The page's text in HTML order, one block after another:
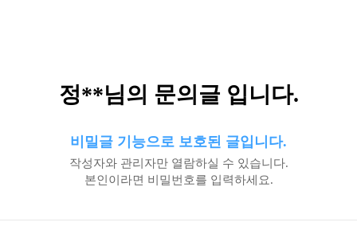
정**님의 문의글 입니다.
비밀글 기능으로 보호된 글입니다.
작성자와 관리자만 열람하실 수 있습니다.
본인이라면 비밀번호를 입력하세요.